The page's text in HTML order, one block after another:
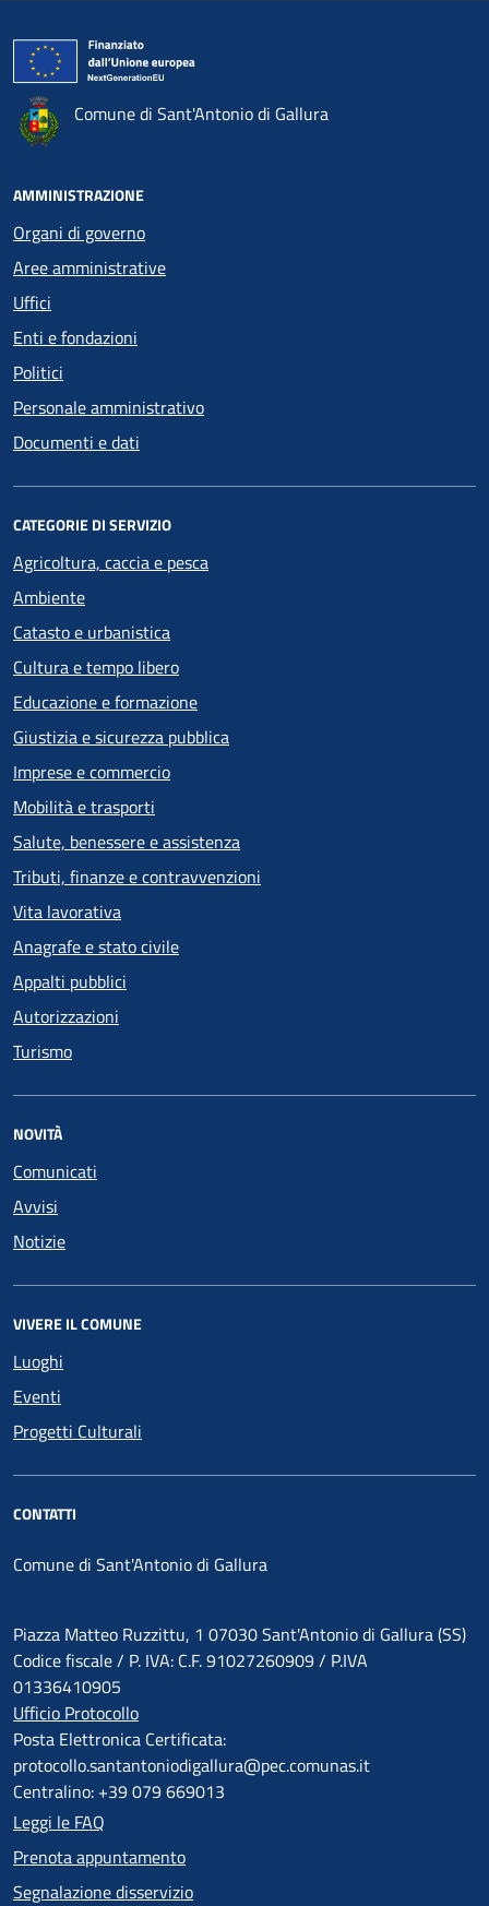
Comune di Sant'Antonio di Gallura
AMMINISTRAZIONE
Organi di governo
Aree amministrative
Uffici
Enti e fondazioni
Politici
Personale amministrativo
Documenti e dati
CATEGORIE DI SERVIZIO
Agricoltura, caccia e pesca
Ambiente
Catasto e urbanistica
Cultura e tempo libero
Educazione e formazione
Giustizia e sicurezza pubblica
Imprese e commercio
Mobilità e trasporti
Salute, benessere e assistenza
Tributi, finanze e contravvenzioni
Vita lavorativa
Anagrafe e stato civile
Appalti pubblici
Autorizzazioni
Turismo
NOVITÀ
Comunicati
Avvisi
Notizie
VIVERE IL COMUNE
Luoghi
Eventi
Progetti Culturali
CONTATTI
Comune di Sant'Antonio di Gallura
Piazza Matteo Ruzzittu, 1 07030 Sant'Antonio di Gallura (SS)
Codice fiscale / P. IVA: C.F. 91027260909 / P.IVA
01336410905
Ufficio Protocollo
Posta Elettronica Certificata:
protocollo.santantoniodigallura@pec.comunas.it
Centralino: +39 079 669013
Leggi le FAQ
Prenota appuntamento
Segnalazione disservizio